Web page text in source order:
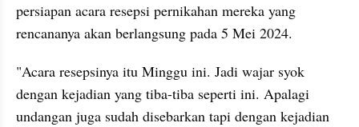
persiapan acara resepsi pernikahan mereka yang
rencananya akan berlangsung pada 5 Mei 2024.
"Acara resepsinya itu Minggu ini. Jadi wajar syok
dengan kejadian yang tiba-tiba seperti ini. Apalagi
undangan juga sudah disebarkan tapi dengan kejadian